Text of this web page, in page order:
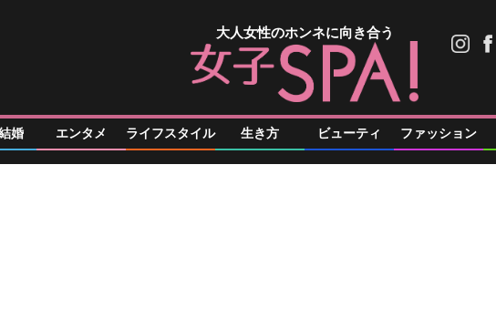
大人女性のホンネに向き合う
婚 エンタメ ライフスタイル 生き方 ビューティ ファッション